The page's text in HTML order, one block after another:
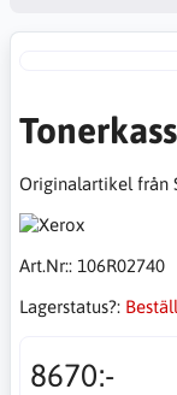
Originalartikel från
Art.Nr:: 106R02740
Lagerstatus?:
8670:-